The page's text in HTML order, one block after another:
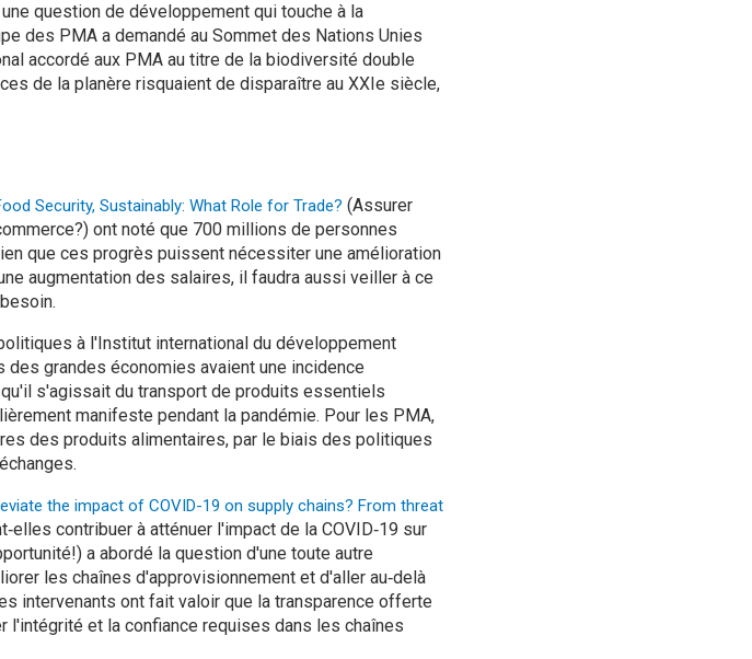
question de développement qui touche à la
des PMA a demandé au Sommet des Nations Unies
accordé aux PMA au titre de la biodiversité double
de la planère risquaient de disparaître au XXIe siècle,
Security, Sustainably: What Role for Trade? (Assurer
ont noté que 700 millions de personnes
que ces progrès puissent nécessiter une amélioration
augmentation des salaires, il faudra aussi veiller à ce
à l'Institut international du développement
grandes économies avaient une incidence
s'agissait du transport de produits essentiels
manifeste pendant la pandémie. Pour les PMA,
des produits alimentaires, par le biais des politiques
the impact of COVID-19 on supply chains? From threat
contribuer à atténuer l'impact de la COVID‑19 sur
a abordé la question d'une toute autre
les chaînes d'approvisionnement et d'aller au‑delà
intervenants ont fait valoir que la transparence offerte
l'intégrité et la confiance requises dans les chaînes